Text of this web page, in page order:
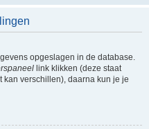
opgeslagen in de database.
link klikken (deze staat
verschillen), daarna kun je je